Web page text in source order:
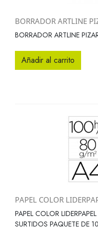
BORRADOR ARTLINE
BORRADOR ARTLINE
Añadir al carrito
PAPEL COLOR
PAPEL COLOR
SURTIDOS PAQUETE DE